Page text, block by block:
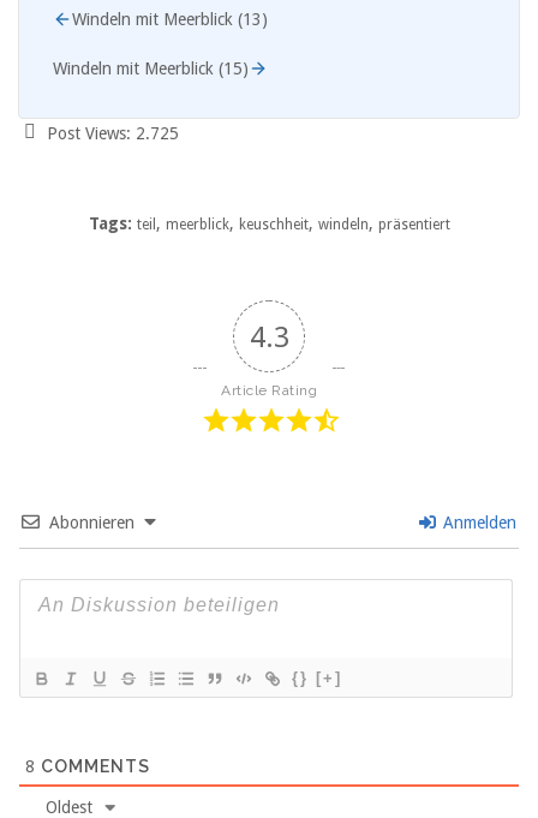
Windeln mit Meerblick (13)
Windeln mit Meerblick (15)
Post Views: 2.725
Tags: teil , meerblick, keuschheit, windeln, präsentiert
4.3
Article Rating
Abonnieren Anmelden
{} [+]
8 COMMENTS
Oldest